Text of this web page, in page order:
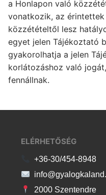
a Honlapon való
vonatkozik, az
közzétételtől lesz
egyet jelen Tájékoztató
gyakorolhatja a jelen
korlátozáshoz való
fennállnak.
ELÉRHETŐSÉG
+36-30/454-8948
2000 Szentendre